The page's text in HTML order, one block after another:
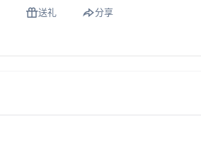
送礼 分享